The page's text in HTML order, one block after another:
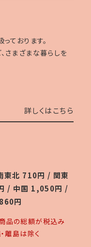
ております。
さまざまな暮らしを
詳しくはこちら
北 710円 / 関東
/ 中国 1,050円 /
円
品の総額が税込み
島は除く